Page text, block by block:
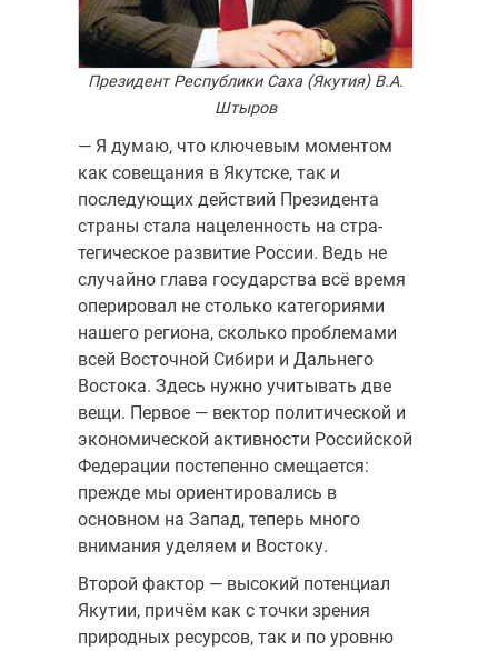
Президент Республики Саха (Якутия) В.А.
Штыров
— Я думаю, что ключевым моментом
как совещания в Якутске, так и
последующих действий Президента
страны стала нацеленность на стра­
тегическое развитие России. Ведь не
случайно глава государства всё время
оперировал не столько категориями
нашего региона, сколько проблемами
всей Восточной Сибири и Дальнего
Востока. Здесь нужно учитывать две
вещи. Первое — вектор политической и
экономической активности Российской
Федерации постепенно смещается:
прежде мы ориентировались в
основном на Запад, теперь много
внимания уделя­ем и Востоку.
Второй фактор — высокий потенциал
Якутии, причём как с точки зрения
природных ресурсов, так и по уровню